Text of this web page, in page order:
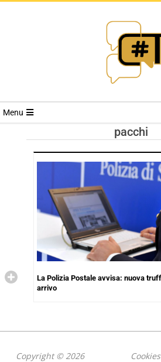
Menu
pacchi
La Polizia Postale avvisa: nuova
arrivo
Copyright © 2026